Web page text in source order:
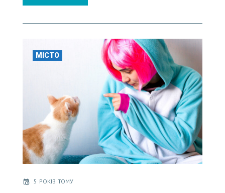
МІСТО
5 РОКІВ ТОМУ